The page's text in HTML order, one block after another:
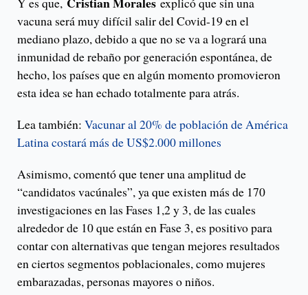
vacuna será muy difícil salir del Covid-19 en el
mediano plazo, debido a que no se va a logrará una
inmunidad de rebaño por generación espontánea, de
hecho, los países que en algún momento promovieron
esta idea se han echado totalmente para atrás.
Lea también: Vacunar al 20% de población de América
Latina costará más de US$2.000 millones
Asimismo, comentó que tener una amplitud de
“candidatos vacúnales”, ya que existen más de 170
investigaciones en las Fases 1,2 y 3, de las cuales
alrededor de 10 que están en Fase 3, es positivo para
contar con alternativas que tengan mejores resultados
en ciertos segmentos poblacionales, como mujeres
embarazadas, personas mayores o niños.